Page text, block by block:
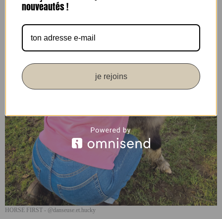
HORSE FIRST - @danseuse.et.hucky
nouveautés !
je rejoins